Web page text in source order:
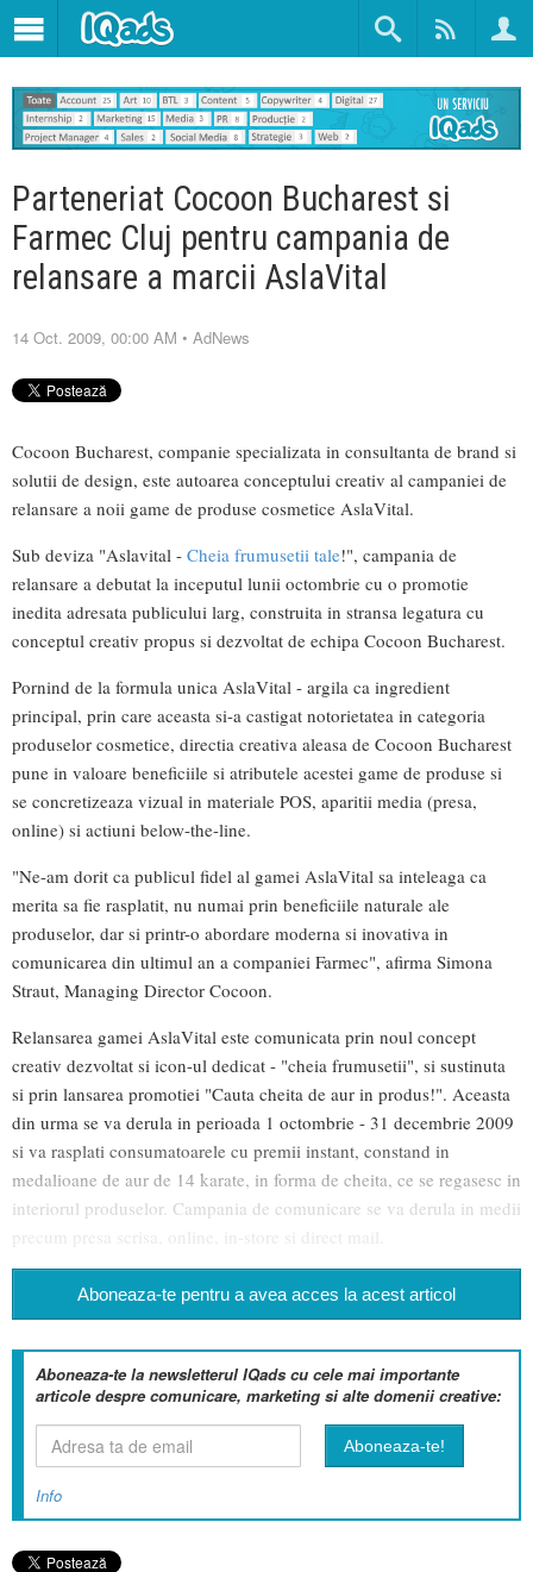
Parteneriat Cocoon Bucharest si
Farmec Cluj pentru campania de
relansare a marcii AslaVital
14 Oct. 2009, 00:00 AM • AdNews
Cocoon Bucharest, companie specializata in consultanta de brand si
solutii de design, este autoarea conceptului creativ al campaniei de
relansare a noii game de produse cosmetice AslaVital.
Sub deviza "Aslavital - Cheia frumusetii tale!", campania de
relansare a debutat la inceputul lunii octombrie cu o promotie
inedita adresata publicului larg, construita in stransa legatura cu
conceptul creativ propus si dezvoltat de echipa Cocoon Bucharest.
Pornind de la formula unica AslaVital - argila ca ingredient
principal, prin care aceasta si-a castigat notorietatea in categoria
produselor cosmetice, directia creativa aleasa de Cocoon Bucharest
pune in valoare beneficiile si atributele acestei game de produse si
se concretizeaza vizual in materiale POS, aparitii media (presa,
online) si actiuni below-the-line.
"Ne-am dorit ca publicul fidel al gamei AslaVital sa inteleaga ca
merita sa fie rasplatit, nu numai prin beneficiile naturale ale
produselor, dar si printr-o abordare moderna si inovativa in
comunicarea din ultimul an a companiei Farmec", afirma Simona
Straut, Managing Director Cocoon.
Relansarea gamei AslaVital este comunicata prin noul concept
creativ dezvoltat si icon-ul dedicat - "cheia frumusetii", si sustinuta
si prin lansarea promotiei "Cauta cheita de aur in produs!". Aceasta
din urma se va derula in perioada 1 octombrie - 31 decembrie 2009
si va rasplati consumatoarele cu premii instant, constand in
medalioane de aur de 14 karate, in forma de cheita, ce se regasesc in
interiorul produselor. Campania de comunicare se va derula in medii
precum presa scrisa, online, in-store si direct mail.
Aboneaza-te pentru a avea acces la acest articol
Aboneaza-te la newsletterul IQads cu cele mai importante
articole despre comunicare, marketing si alte domenii creative:
Info